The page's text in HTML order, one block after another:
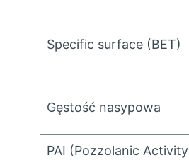
Specific surface (BET)
Gęstość nasypowa
PAI (Pozzolanic Activity